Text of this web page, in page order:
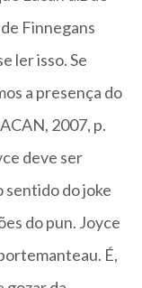
Finnegans
ler isso. Se
a presença do
2007, p.
deve ser
sentido do joke
do pun. Joyce
É,